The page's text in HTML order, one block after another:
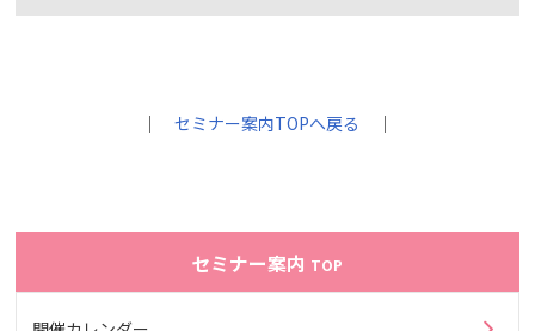
｜セミナー案内TOPへ戻る ｜
セミナー案内 TOP